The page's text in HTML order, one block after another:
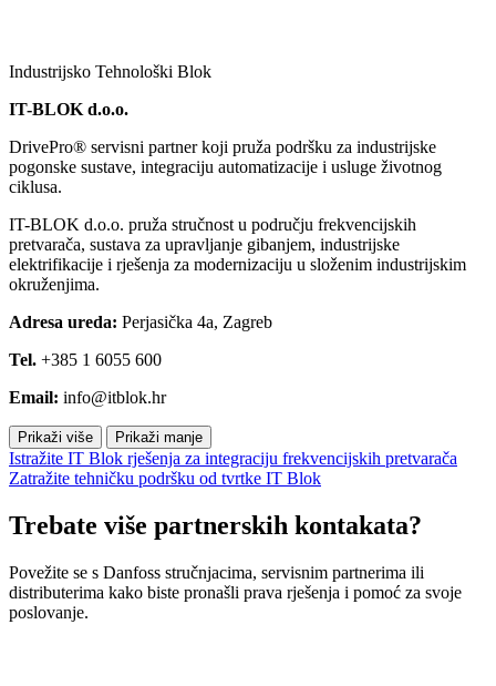
Industrijsko Tehnološki Blok
IT-BLOK d.o.o.
DrivePro® servisni partner koji pruža podršku za industrijske
pogonske sustave, integraciju automatizacije i usluge životnog
ciklusa.
IT-BLOK d.o.o. pruža stručnost u području frekvencijskih
pretvarača, sustava za upravljanje gibanjem, industrijske
elektrifikacije i rješenja za modernizaciju u složenim industrijskim
okruženjima.
Adresa ureda: Perjasička 4a, Zagreb
Tel. +385 1 6055 600
Email: info@itblok.hr
Prikaži više Prikaži manje
Istražite IT Blok rješenja za integraciju frekvencijskih pretvarača
Zatražite tehničku podršku od tvrtke IT Blok
Trebate više partnerskih kontakata?
Povežite se s Danfoss stručnjacima, servisnim partnerima ili
distributerima kako biste pronašli prava rješenja i pomoć za svoje
poslovanje.